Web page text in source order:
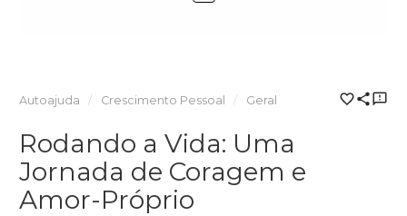
Autoajuda Crescimento Pessoal Geral
Rodando a Vida: Uma
Jornada de Coragem e
Amor-Próprio